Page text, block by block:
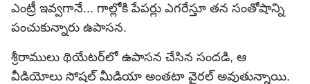
ఎంట్రీ ఇవ్వగానే... గాల్లోకి పేపర్లు ఎగరేస్తూ తన సంతోషాన్ని
పంచుకున్నారు ఉపాసన.
శ్రీరాములు థియేటర్‌లో ఉపాసన చేసిన సందడి, ఆ
వీడియోలు సోషల్ మీడియా అంతటా వైరల్ అవుతున్నాయి.